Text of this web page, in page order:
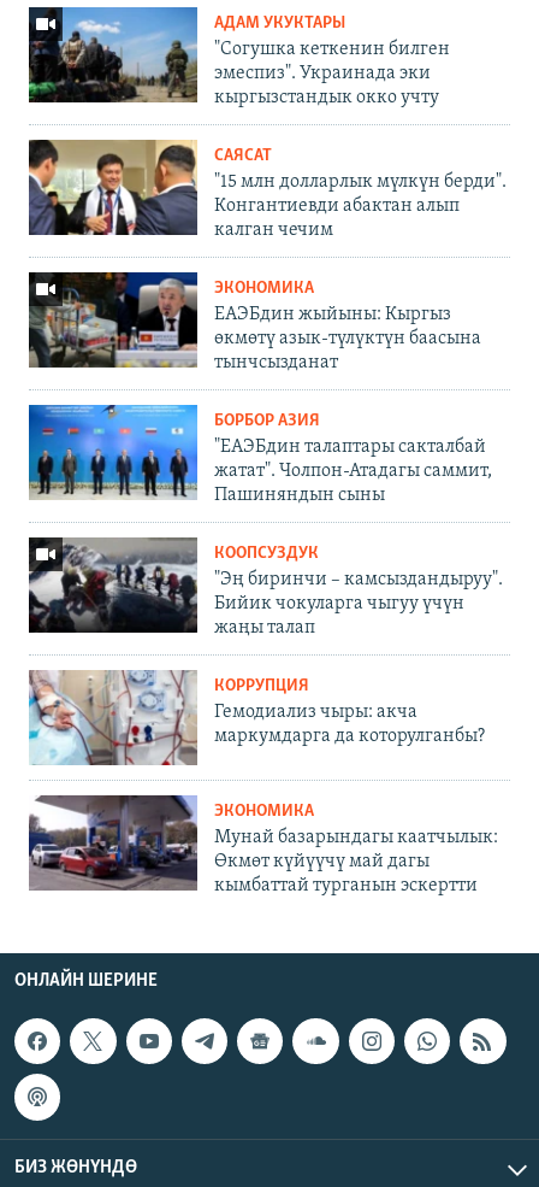
АДАМ УКУКТАРЫ
"Согушка кеткенин билген
эмеспиз". Украинада эки
кыргызстандык окко учту
САЯСАТ
"15 млн долларлык мүлкүн берди".
Конгантиевди абактан алып
калган чечим
ЭКОНОМИКА
ЕАЭБдин жыйыны: Кыргыз
өкмөтү азык-түлүктүн баасына
тынчсызданат
БОРБОР АЗИЯ
"ЕАЭБдин талаптары сакталбай
жатат". Чолпон-Атадагы саммит,
Пашиняндын сыны
КООПСУЗДУК
"Эң биринчи – камсыздандыруу".
Бийик чокуларга чыгуу үчүн
жаңы талап
КОРРУПЦИЯ
Гемодиализ чыры: акча
маркумдарга да которулганбы?
ЭКОНОМИКА
Мунай базарындагы каатчылык:
Өкмөт күйүүчү май дагы
кымбаттай турганын эскертти
ОНЛАЙН ШЕРИНЕ
БИЗ ЖӨНҮНДӨ